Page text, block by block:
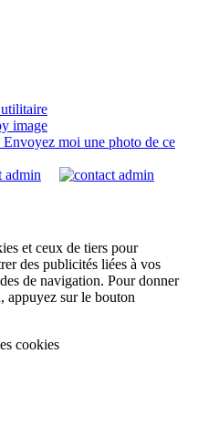
moi une photo de ce
et ceux de tiers pour
des publicités liées à vos
de navigation. Pour donner
appuyez sur le bouton
cookies